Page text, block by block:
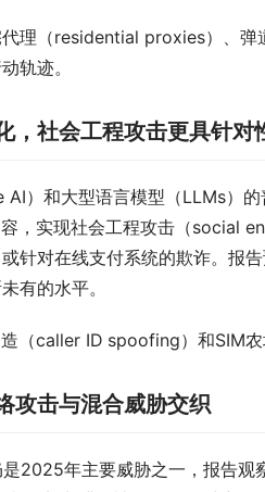
代理（residential proxies）、
轨迹。
，社会工程攻击更具针对
）和大型语言模型（LLMs）
，实现社会工程攻击（social
针对在线支付系统的欺诈。报
有的水平。
（caller ID spoofing）和SIM农
攻击与混合威胁交织
2025年主要威胁之一，报告观